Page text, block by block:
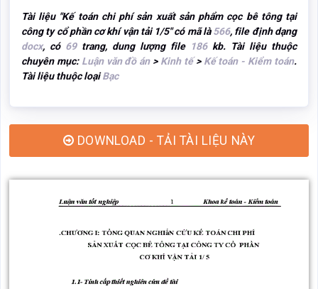
Tài liệu "Kế toán chi phí sản xuất sản phẩm cọc bê tông tại
công ty cổ phần cơ khí vận tải 1/5" có mã là566, file định dạng
docx, có 69trang, dung lượng file 186kb. Tài liệu thuộc
chuyên mục: Luận văn đồ án> Kinh tế> Kế toán - Kiểm toán.
Tài liệu thuộc loạiBạc
DOWNLOAD - TẢI TÀI LIỆU NÀY